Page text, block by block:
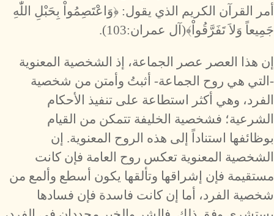
أمر القرآن الكريم الذي يقول: ﴿وَاعْتَصِمُواْ بِحَبْلِ اللّٰهِ
جَمِيعاً وَلاَ تَفَرَّقُواْ﴾(آل عمران:103).
إن هذا العصر عصر الجماعة، إذ الشخصية المعنوية
-التي هي روح الجماعة- أثبتُ وأمتن من شخصية
الفرد، وهي أكثر استطاعة على تنفيذ الأحكام
الشرعية؛ فشخصية الخليفة تتمكن من القيام
بوظائفها استناداً إلى هذه الروح المعنوية. إن
الشخصية المعنوية تعكس روح العامة فإن كانت
مستقيمة فإن إشراقها وتألقها يكون أسطع وألمع من
شخصية الفرد، أما إن كانت فاسدة فإن فسادها